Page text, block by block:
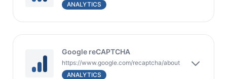
ANALYTICS
Google reCAPTCHA
https://www.google.com/recaptcha/about
ANALYTICS